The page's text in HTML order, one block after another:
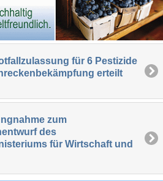
für 6 Pestizide
erteilt
zum
des
für Wirtschaft und